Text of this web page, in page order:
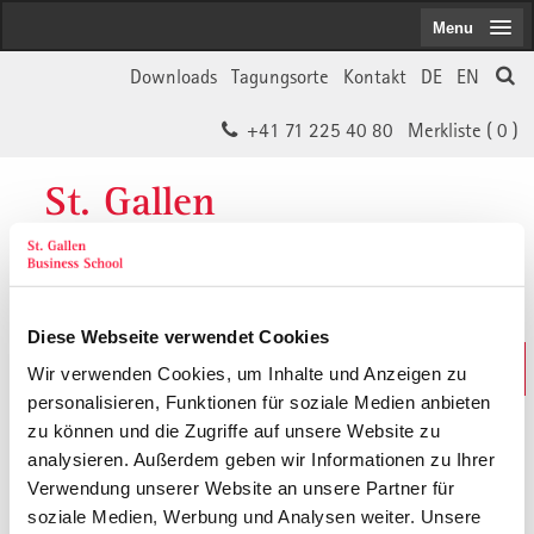
Diese Webseite verwendet Cookies
Wir verwenden Cookies, um Inhalte und Anzeigen zu
personalisieren, Funktionen für soziale Medien anbieten
zu können und die Zugriffe auf unsere Website zu
analysieren. Außerdem geben wir Informationen zu Ihrer
Verwendung unserer Website an unsere Partner für
soziale Medien, Werbung und Analysen weiter. Unsere
EN
DE
Kontakt
Tagungsorte
Downloads
Merkliste ( 0 )
+41 71 225 40 80
St. Gallen
Business School
Weiterbildungs-Suche
In 30 Sekunden das Passende finden
Menu
Der von Ihnen gesuchte Inhalt ist